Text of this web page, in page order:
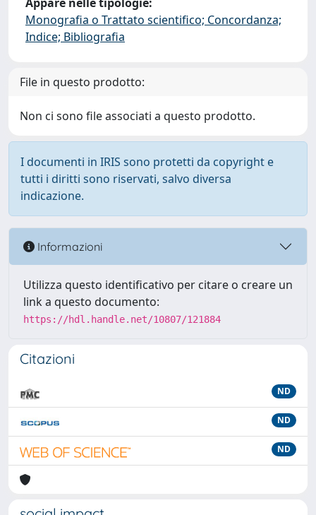
Monografia o Trattato scientifico; Concordanza;
Indice; Bibliografia
File in questo prodotto:
Non ci sono file associati a questo prodotto.
I documenti in IRIS sono protetti da copyright e
tutti i diritti sono riservati, salvo diversa
indicazione.
Informazioni
Utilizza questo identificativo per citare o creare un
link a questo documento:
https://hdl.handle.net/10807/121884
Citazioni
ND
ND
ND